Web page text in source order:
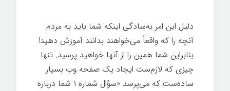
دلیل این امر به‌سادگی اینکه شما باید به مردم
آنچه را که واقعاً می‌خواهند بدانند آموزش دهید!
بنابراین شما همین را از آنها خواهید پرسید. تنها
چیزی که لازم‌ست ایجاد یک صفحه وب بسیار
ساده‌ست که می‌پرسد «سؤال شماره ۱ شما درباره